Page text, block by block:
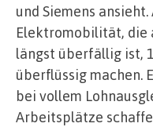
und Siemens
Elektromobilität, die
längst überfällig ist,
überflüssig machen.
bei vollem
Arbeitsplätze